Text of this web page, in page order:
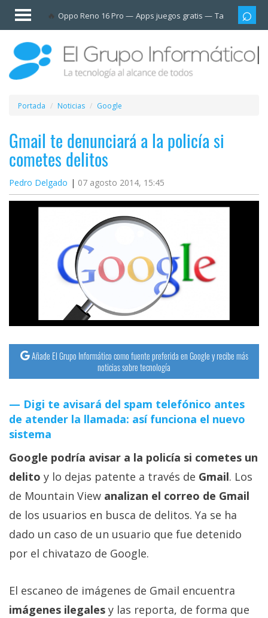
Oppo Reno 16 Pro Apps juegos gratis Tarjetas
Invitado
Iniciar
sesión /
Registrarse
Esenciales
Móviles
Ofertas
Apps
Redes
Plataformas
Trucos
Tutoriales
Ciberseguridad
Sistemas
operativos
Profesional
+
temas
Sorteos
Portada Noticias Google
Gmail te denunciará a la policía si
cometes delitos
Pedro Delgado 07 agosto 2014, 15:45
Añade El Grupo Informático como fuente preferida en Google y recibe más
noticias sobre tecnología
Digi te avisará del spam telefónico antes
de atender la llamada: así funciona el nuevo
sistema
Google podría avisar a la policía si cometes un
delito y lo dejas patente a través de Gmail. Los
de Mountain View analizan el correo de Gmail
de los usuarios en busca de delitos. Ya se ha
dado un caso de un usuario que fue detenido
por el chivatazo de Google.
El escaneo de imágenes de Gmail encuentra
imágenes ilegales y las reporta, de forma que